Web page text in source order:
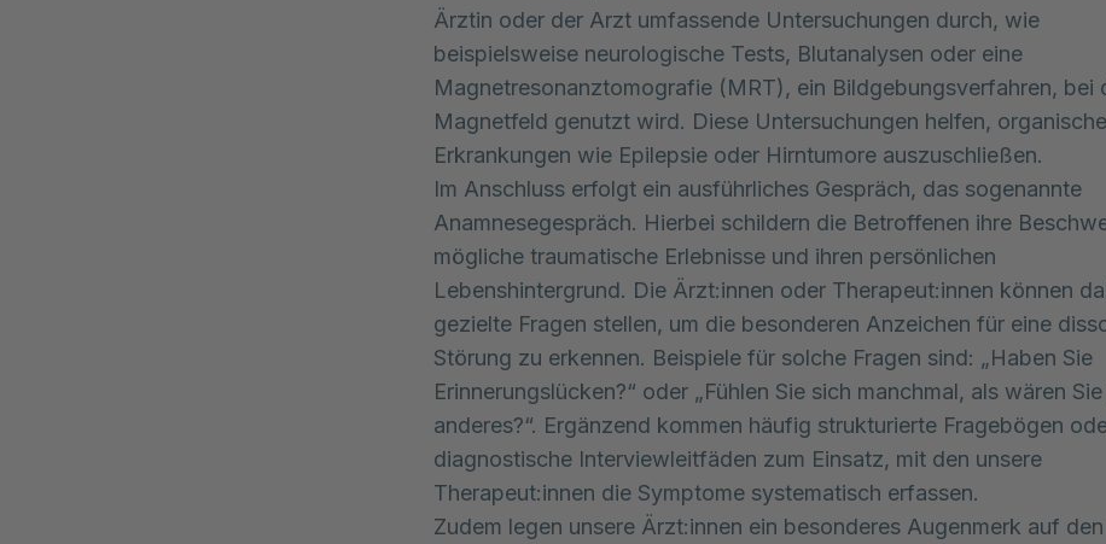
Ärztin oder der Arzt umfassende Untersuchungen durch, wie
beispielsweise neurologische Tests, Blutanalysen oder eine
Magnetresonanztomografie (MRT), ein Bildgebungsverfahren, bei
Magnetfeld genutzt wird. Diese Untersuchungen helfen, organische
Erkrankungen wie Epilepsie oder Hirntumore auszuschließen.
Im Anschluss erfolgt ein ausführliches Gespräch, das sogenannte
Anamnesegespräch. Hierbei schildern die Betroffenen ihre
mögliche traumatische Erlebnisse und ihren persönlichen
Lebenshintergrund. Die Ärzt:innen oder Therapeut:innen können
gezielte Fragen stellen, um die besonderen Anzeichen für eine
Störung zu erkennen. Beispiele für solche Fragen sind: „Haben Sie
Erinnerungslücken?“ oder „Fühlen Sie sich manchmal, als wären
anderes?“. Ergänzend kommen häufig strukturierte Fragebögen
diagnostische Interviewleitfäden zum Einsatz, mit den unsere
Therapeut:innen die Symptome systematisch erfassen.
Zudem legen unsere Ärzt:innen ein besonderes Augenmerk auf den